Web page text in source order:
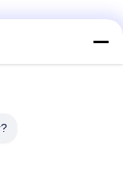
de Lítio, Zona